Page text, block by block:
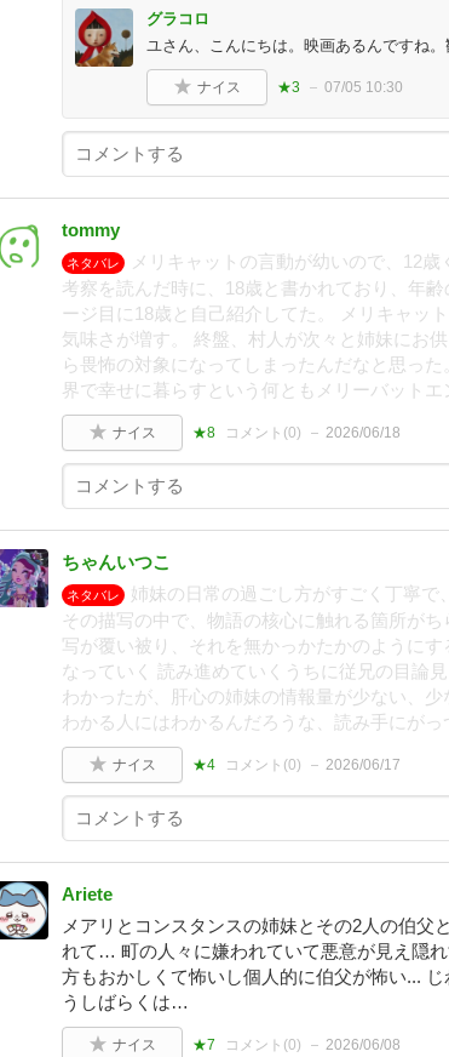
グラコロ
ユさん、こんにちは。映画あるんですね。
ナイス ★3 07/05 10:30
tommy
ネタバレ
メリキャットの言動が幼いので、12
考察を読んだ時に、18歳と書かれており、年
ージ目に18歳と自己紹介してた。 メリキャッ
気味さが増す。 終盤、村人が次々と姉妹にお
ら畏怖の対象になってしまったんだなと思っ
界で幸せに暮らすという何ともメリーバットエ
ナイス ★8 コメント(0) 2026/06/18
ちゃんいつこ
ネタバレ
姉妹の日常の過ごし方がすごく丁寧で
その描写の中で、物語の核心に触れる箇所が
写が覆い被り、それを無かっかたかのように
なっていく‬ ‪読み進めていくうちに従兄の目論
わかったが、肝心の姉妹の情報量が少ない、
わかる人にはわかるんだろうな、読み手にがっ
ナイス ★4 コメント(0) 2026/06/17
Ariete
メアリとコンスタンスの姉妹とその2人の伯父
れて… 町の人々に嫌われていて悪意が見え隠
方もおかしくて怖いし個人的に伯父が怖い...
うしばらくは…
ナイス ★7 コメント(0) 2026/06/08